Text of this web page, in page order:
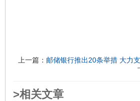
上一篇： 邮储银行推出20条举措 大力
>相关文章